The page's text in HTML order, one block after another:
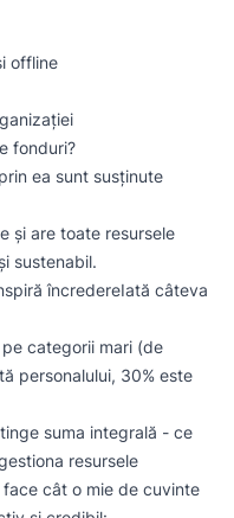
offline
fonduri?
ea sunt susținute
și are toate resursele
sustenabil.
încredereIată câteva
categorii mari (de
personalului, 30% este
suma integrală - ce
resursele
cât o mie de cuvinte